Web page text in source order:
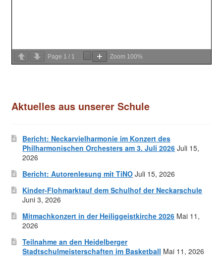
Page 1 / 1 Zoom 100%
Aktuelles aus unserer Schule
Bericht: Neckarvielharmonie im Konzert des
Philharmonischen Orchesters am 3. Juli 2026 Juli 15,
2026
Bericht: Autorenlesung mit TiNO Juli 15, 2026
Kinder-Flohmarktauf dem Schulhof der Neckarschule
Juni 3, 2026
Mitmachkonzert in der Heiliggeistkirche 2026 Mai 11,
2026
Teilnahme an den Heidelberger
Stadtschulmeisterschaften im Basketball Mai 11, 2026